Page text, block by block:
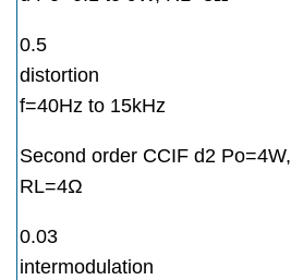
0.5
distortion
f=40Hz to 15kHz
Second order CCIF d2 Po=4W,
RL=4Ω
0.03
intermodulation